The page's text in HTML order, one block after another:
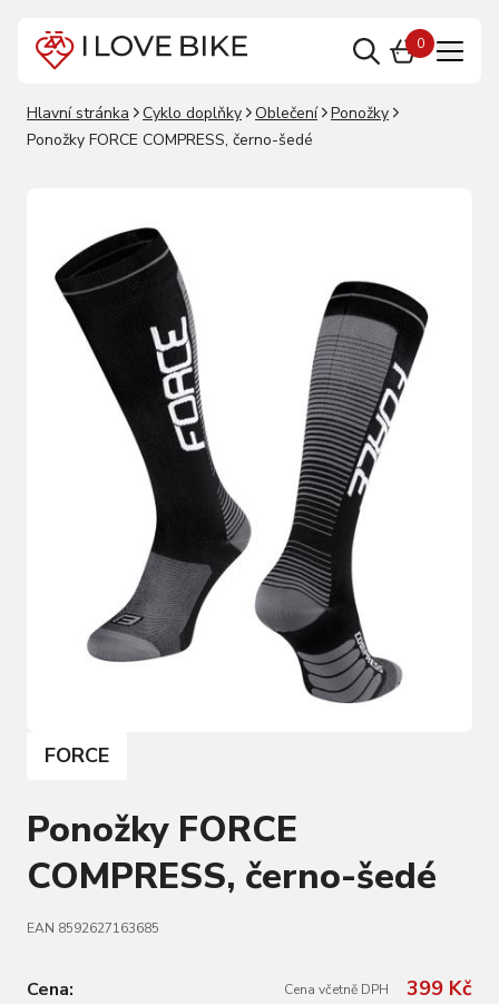
0
Hlavní stránka Cyklo doplňky Oblečení
Ponožky
Ponožky FORCE COMPRESS, černo-šedé
FORCE
Ponožky FORCE
COMPRESS, černo-šedé
EAN 8592627163685
Cena: Cena včetně DPH 399 Kč